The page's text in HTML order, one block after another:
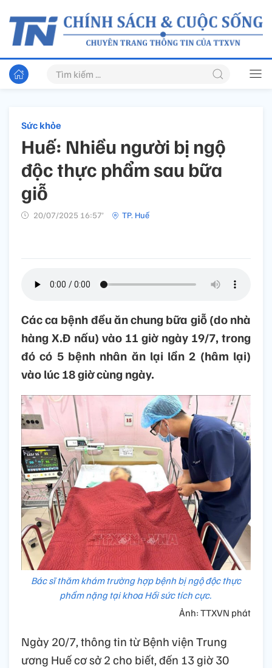
Sức khỏe
Huế: Nhiều người bị ngộ
độc thực phẩm sau bữa
giỗ
20/07/2025 16:57’ TP. Huế
Các ca bệnh đều ăn chung bữa giỗ (do nhà
hàng X.Đ nấu) vào 11 giờ ngày 19/7, trong
đó có 5 bệnh nhân ăn lại lần 2 (hâm lại)
vào lúc 18 giờ cùng ngày.
Bác sĩ thăm khám trường hợp bệnh bị ngộ độc thực
phẩm nặng tại khoa Hồi sức tích cực.
Ảnh: TTXVN phát
Ngày 20/7, thông tin từ Bệnh viện Trung
ương Huế cơ sở 2 cho biết, đến 13 giờ 30